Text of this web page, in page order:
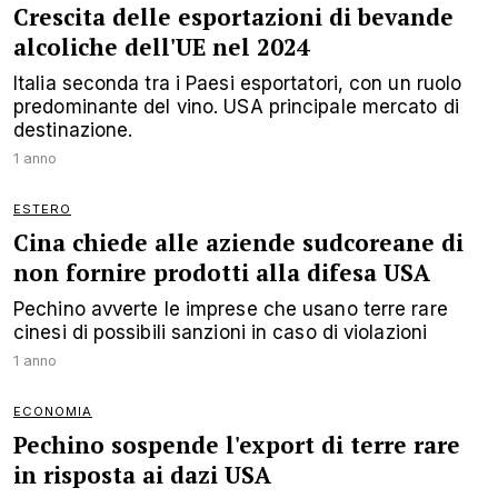
Crescita delle esportazioni di bevande
alcoliche dell'UE nel 2024
Italia seconda tra i Paesi esportatori, con un ruolo
predominante del vino. USA principale mercato di
destinazione.
1 anno
ESTERO
Cina chiede alle aziende sudcoreane di
non fornire prodotti alla difesa USA
Pechino avverte le imprese che usano terre rare
cinesi di possibili sanzioni in caso di violazioni
1 anno
ECONOMIA
Pechino sospende l'export di terre rare
in risposta ai dazi USA